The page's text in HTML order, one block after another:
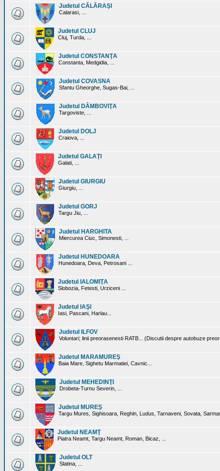
Judetul CĂLĂRAŞI
Calarasi, ...
Judetul CLUJ
Cluj, Turda, ...
Judetul CONSTANŢA
Constanta, Medgidia, ...
Judetul COVASNA
Sfantu Gheorghe, Sugas-Bai, ...
Judetul DÂMBOVIŢA
Targoviste, ...
Judetul DOLJ
Craiova, ...
Judetul GALAŢI
Galati, ...
Judetul GIURGIU
Giurgiu, ...
Judetul GORJ
Targu Jiu, ...
Judetul HARGHITA
Miercurea Ciuc, Simonesti, ...
Judetul HUNEDOARA
Hunedoara, Deva, Petrosani ...
Judetul IALOMIŢA
Slobozia, Fetesti, Urziceni ...
Judetul IAŞI
Iasi, Pascani, Harlau...
Judetul ILFOV
Voluntari; linii preorasenesti RATB... (Discutii despre autobuze
Judetul MARAMUREŞ
Baia Mare, Sighetu Marmatiei, Cavnic...
Judetul MEHEDINŢI
Drobeta-Turnu Severin, ...
Judetul MUREŞ
Targu Mures, Sighisoara, Reghin, Ludus, Tarnaveni, Sovata,
Judetul NEAMŢ
Piatra Neamt, Targu Neamt, Roman, Bicaz, ...
Judetul OLT
Slatina, ...